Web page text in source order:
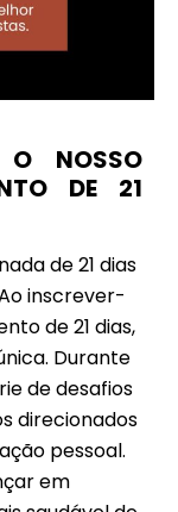
O NOSSO
DE 21
de 21 dias
inscrever-
de 21 dias,
Durante
de desafios
direcionados
pessoal.
em